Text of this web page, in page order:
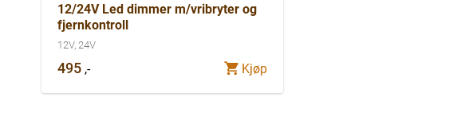
12/24V Led dimmer m/vribryter og
fjernkontroll
12V, 24V
495 ,- Kjøp